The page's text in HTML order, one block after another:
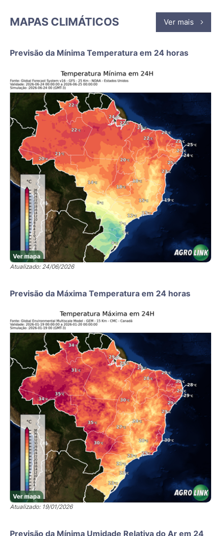
MAPAS CLIMÁTICOS Ver mais
Previsão da Mínima Temperatura em 24 horas
Ver mapa
Atualizado: 24/06/2026
Previsão da Máxima Temperatura em 24 horas
Ver mapa
Atualizado: 19/01/2026
Previsão da Mínima Umidade Relativa do Ar em 24